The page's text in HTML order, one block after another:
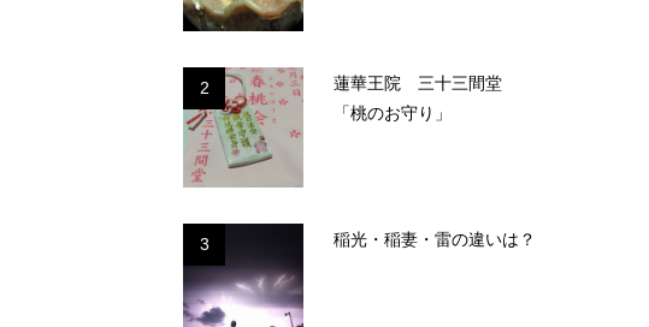
2
蓮華王院 三十三間堂
「桃のお守り」
3 稲光・稲妻・雷の違いは？